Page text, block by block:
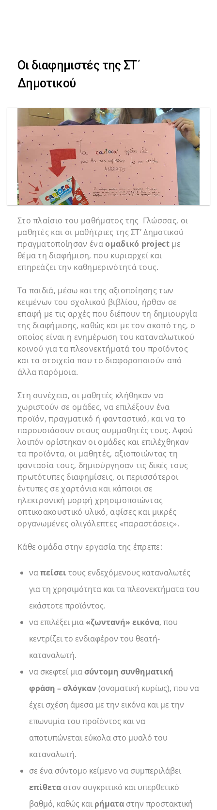
navigation
to
content
Οι διαφημιστές της ΣΤ΄
Δημοτικού
Στο πλαίσιο του μαθήματος της Γλώσσας, οι
μαθητές και οι μαθήτριες της ΣΤ’ Δημοτικού
πραγματοποίησαν έναομαδικό project με
θέμα τη διαφήμιση, που κυριαρχεί και
επηρεάζει την καθημερινότητά τους.
Τα παιδιά, μέσω και της αξιοποίησης των
κειμένων του σχολικού βιβλίου, ήρθαν σε
επαφή με τις αρχές που διέπουν τη δημιουργία
της διαφήμισης, καθώς και με τον σκοπό της, ο
οποίος είναι η ενημέρωση του καταναλωτικού
κοινού για τα πλεονεκτήματά του προϊόντος
και τα στοιχεία που το διαφοροποιούν από
άλλα παρόμοια.
Στη συνέχεια, οι μαθητές κλήθηκαν να
χωριστούν σε ομάδες, να επιλέξουν ένα
προϊόν, πραγματικό ή φανταστικό, και να το
παρουσιάσουν στους συμμαθητές τους. Αφού
λοιπόν ορίστηκαν οι ομάδες και επιλέχθηκαν
τα προϊόντα, οι μαθητές, αξιοποιώντας τη
φαντασία τους, δημιούργησαν τις δικές τους
πρωτότυπες διαφημίσεις, οι περισσότεροι
έντυπες σε χαρτόνια και κάποιοι σε
ηλεκτρονική μορφή χρησιμοποιώντας
οπτικοακουστικό υλικό, αφίσες και μικρές
οργανωμένες ολιγόλεπτες «παραστάσεις».
Κάθε ομάδα στην εργασία της έπρεπε:
ναπείσειτους ενδεχόμενους καταναλωτές
για τη χρησιμότητα και τα πλεονεκτήματα του
εκάστοτε προϊόντος.
να επιλέξει μια«ζωντανή» εικόνα, που
κεντρίζει το ενδιαφέρον του θεατή-
καταναλωτή.
να σκεφτεί μιασύντομη συνθηματική
φράση – σλόγκαν (ονοματική κυρίως), που να
έχει σχέση άμεσα με την εικόνα και με την
επωνυμία του προϊόντος και να
αποτυπώνεται εύκολα στο μυαλό του
καταναλωτή.
σε ένα σύντομο κείμενο να συμπεριλάβει
επίθεταστον συγκριτικό και υπερθετικό
βαθμό, καθώς και ρήματαστην προστακτική